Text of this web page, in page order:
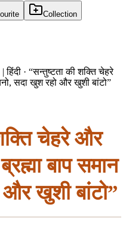
Collection
हिंदी · “सन्तुष्टता की शक्ति चेहरे
सदा खुश रहो और खुशी बांटो”
चेहरे और
बाप समान
खुशी बांटो”